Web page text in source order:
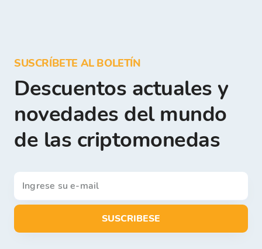
SUSCRÍBETE AL BOLETÍN
Descuentos actuales y
novedades del mundo
de las criptomonedas
SUSCRIBESE